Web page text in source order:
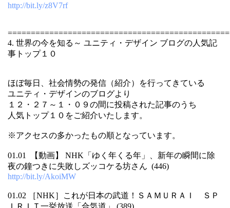
http://bit.ly/z8V7rf
4. 世界の今を知る～ ユニティ・デザイン ブログの人気記
事トップ１０
ほぼ毎日、社会情勢の発信（紹介）を行ってきている
ユニティ・デザインのブログより
１２・２７～１・０９の間に投稿された記事のうち
人気トップ１０をご紹介いたします。
※アクセスの多かったもの順となっています。
01.01 【動画】 NHK「ゆく年くる年」、新年の瞬間に除
夜の鐘つきに失敗しズッコケる坊さん (446)
http://bit.ly/AkoiMW
01.02 ［NHK］これが日本の武道！ＳＡＭＵＲＡＩ ＳＰ
ＩＲＩＴ一挙放送「合気道」 (389)